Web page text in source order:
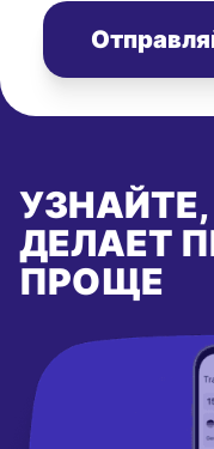
УЗНАЙТЕ,
ДЕЛАЕТ
ПРОЩЕ